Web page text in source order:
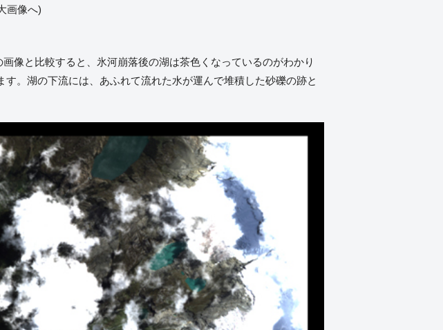
画像へ)
像と比較すると、氷河崩落後の湖は茶色くなっているのがわかり
。湖の下流には、あふれて流れた水が運んで堆積した砂礫の跡と